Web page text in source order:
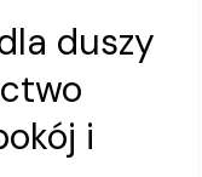
duszy
i